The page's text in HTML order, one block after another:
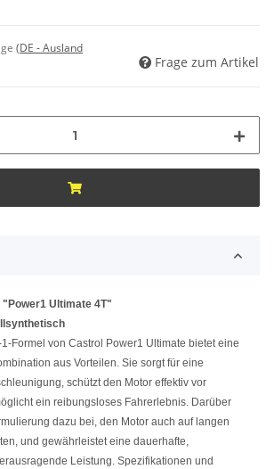
(DE - Ausland
Frage zum Artikel
"Power1 Ultimate 4T"
Formel von Castrol Power1 Ultimate bietet eine
aus Vorteilen. Sie sorgt für eine
schützt den Motor effektiv vor
ein reibungsloses Fahrerlebnis. Darüber
dazu bei, den Motor auch auf langen
und gewährleistet eine dauerhafte,
Leistung. Spezifikationen und